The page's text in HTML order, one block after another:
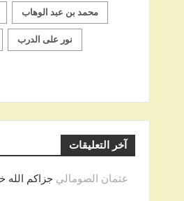
محمد بن عبد الوهاب
نور على الدرب
آخر التعليقات
عثمان الصومالي جزاكم الله